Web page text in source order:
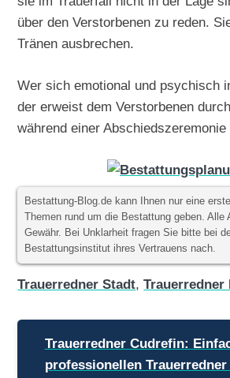
über den Verstorbenen zu reden.
Tränen ausbrechen.
Wer sich emotional und psychisch
der erweist dem Verstorbenen
während einer
Bestattung-Blog.de kann Ihnen nur eine
Themen rund um die Bestattung geben. Alle
Gewähr. Bei Unklarheit fragen Sie bitte bei
Bestattungsinstitut ihres Vertrauens nach.
Trauerredner Stadt,Trauerredner
Beitragsnavigation
Trauerredner Cudrefin:
professionellen